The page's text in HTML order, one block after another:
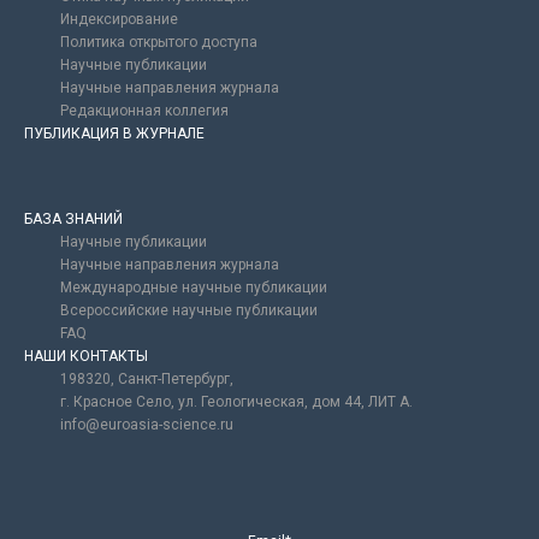
Индексирование
Политика открытого доступа
Научные публикации
Научные направления журнала
Редакционная коллегия
ПУБЛИКАЦИЯ В ЖУРНАЛЕ
БАЗА ЗНАНИЙ
Научные публикации
Научные направления журнала
Международные научные публикации
Всероссийские научные публикации
FAQ
НАШИ КОНТАКТЫ
198320, Санкт-Петербург,
г. Красное Село, ул. Геологическая, дом 44, ЛИТ А.
info@euroasia-science.ru